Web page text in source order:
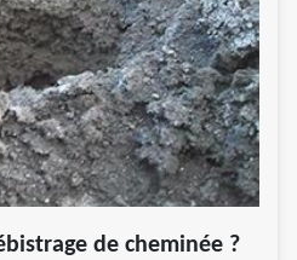
de cheminée ?